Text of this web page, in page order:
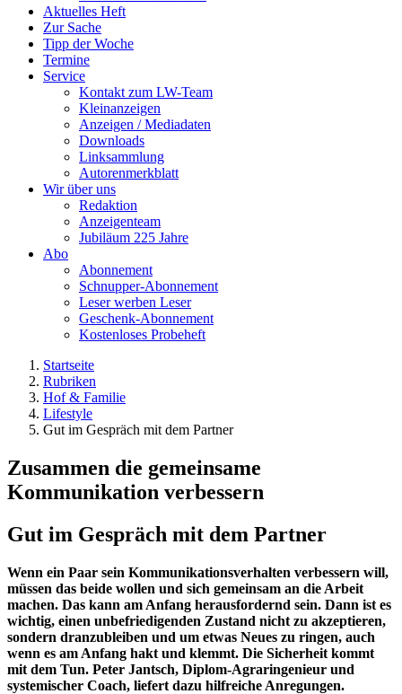
Aktuelles Heft
Zur Sache
Tipp der Woche
Termine
Service
Kontakt zum LW-Team
Kleinanzeigen
Anzeigen / Mediadaten
Downloads
Linksammlung
Autorenmerkblatt
Wir über uns
Redaktion
Anzeigenteam
Jubiläum 225 Jahre
Abo
Abonnement
Schnupper-Abonnement
Leser werben Leser
Geschenk-Abonnement
Kostenloses Probeheft
Startseite
Rubriken
Hof & Familie
Lifestyle
Gut im Gespräch mit dem Partner
Zusammen die gemeinsame
Kommunikation verbessern
Gut im Gespräch mit dem Partner
Wenn ein Paar sein Kommunikationsverhalten verbessern will,
müssen das beide wollen und sich gemeinsam an die Arbeit
machen. Das kann am Anfang herausfordernd sein. Dann ist es
wichtig, einen unbefriedigenden Zustand nicht zu akzeptieren,
sondern dranzubleiben und um etwas Neues zu ringen, auch
wenn es am Anfang hakt und klemmt. Die Sicherheit kommt
mit dem Tun. Peter Jantsch, Diplom-Agraringenieur und
systemischer Coach, liefert dazu hilfreiche Anregungen.